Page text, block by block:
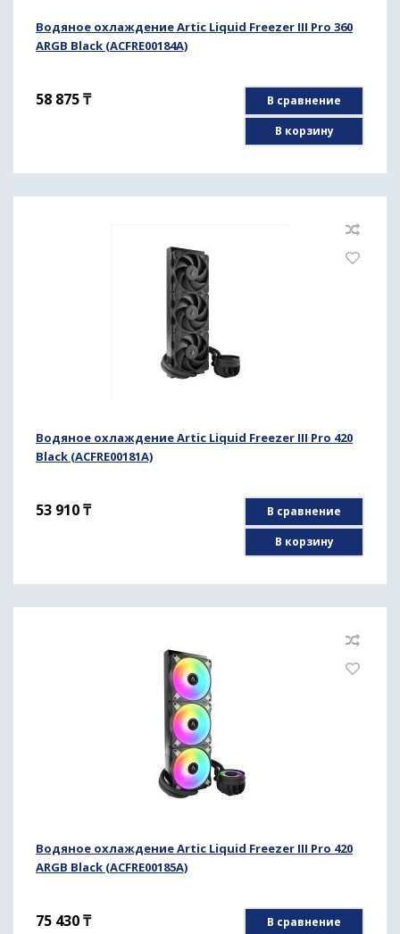
Водяное охлаждение Artic Liquid Freezer III Pro 360
ARGB Black (ACFRE00184A)
58 875₸
В сравнение
В корзину
Водяное охлаждение Artic Liquid Freezer III Pro 420
Black (ACFRE00181A)
53 910₸
В сравнение
В корзину
Водяное охлаждение Artic Liquid Freezer III Pro 420
ARGB Black (ACFRE00185A)
75 430₸
В сравнение